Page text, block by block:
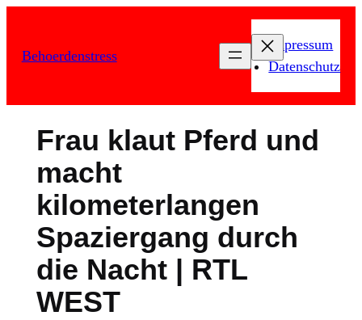
springen
Behoerdenstress
Impressum
Datenschutz
Frau klaut Pferd und
macht
kilometerlangen
Spaziergang durch
die Nacht | RTL
WEST